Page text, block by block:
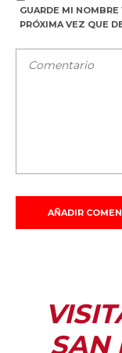
GUARDE MI
PRÓXIMA VEZ QUE
SAN